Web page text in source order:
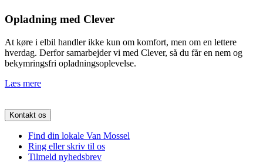
Opladning med Clever
At køre i elbil handler ikke kun om komfort, men om en lettere
hverdag. Derfor samarbejder vi med Clever, så du får en nem og
bekymringsfri opladningsoplevelse.
Læs mere
Kontakt os
Find din lokale Van Mossel
Ring eller skriv til os
Tilmeld nyhedsbrev